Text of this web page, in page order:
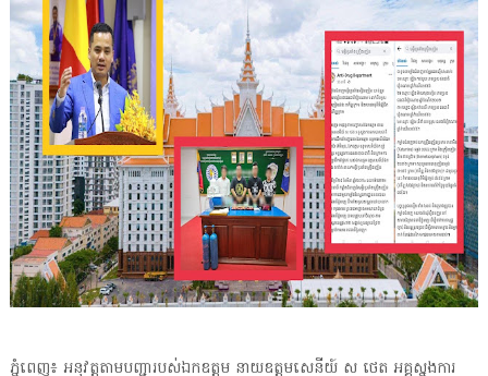
ភ្នំពេញ៖ អនុវត្តតាមបញ្ជារបស់ឯកឧត្តម នាយឧត្ដមសេនីយ៍ ស ថេត អគ្គស្នងការ